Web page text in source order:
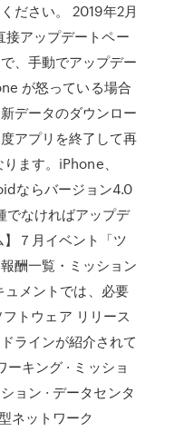
ださい。 2019年2月
アップデートペー
、手動でアップデー
が怒っている場合
データのダウンロー
アプリを終了して再
ます。iPhone、
ならバージョン4.0
でなければアップデ
７月イベント「ツ
酬一覧・ミッション
メントでは、必要
トウェア リリース
ラインが紹介されて
キング · ミッショ
ョン · データセンタ
ネットワーク